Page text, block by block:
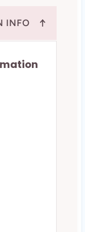
INFO ↑